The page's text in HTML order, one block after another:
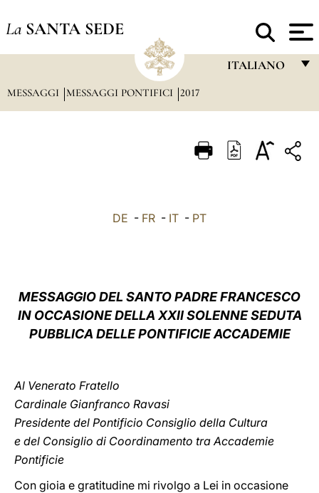
La SANTA SEDE
ITALIANO
ITALIANO
中文
LATINE
MESSAGGI MESSAGGI PONTIFICI 2017
DE - FR - IT - PT
MESSAGGIO DEL SANTO PADRE FRANCESCO
IN OCCASIONE DELLA XXII SOLENNE SEDUTA
PUBBLICA DELLE PONTIFICIE ACCADEMIE
Al Venerato Fratello
Cardinale Gianfranco Ravasi
Presidente del Pontificio Consiglio della Cultura
e del Consiglio di Coordinamento tra Accademie
Pontificie
Con gioia e gratitudine mi rivolgo a Lei in occasione